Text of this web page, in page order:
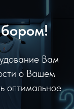
Вам
о Вашем
оптимальное